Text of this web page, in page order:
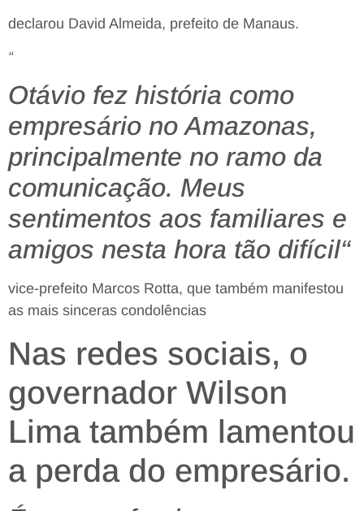
declarou David Almeida, prefeito de Manaus.
“
Otávio fez história como
empresário no Amazonas,
principalmente no ramo da
comunicação. Meus
sentimentos aos familiares e
amigos nesta hora tão difícil“
vice-prefeito Marcos Rotta, que também manifestou
as mais sinceras condolências
Nas redes sociais, o
governador Wilson
Lima também lamentou
a perda do empresário.